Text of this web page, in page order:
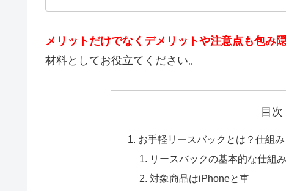
メリットだけでなくデメリットや注意点も包み
材料としてお役立てください。
目次
お手軽リースバックとは？仕組
リースバックの基本的な仕組み
対象商品はiPhoneと車